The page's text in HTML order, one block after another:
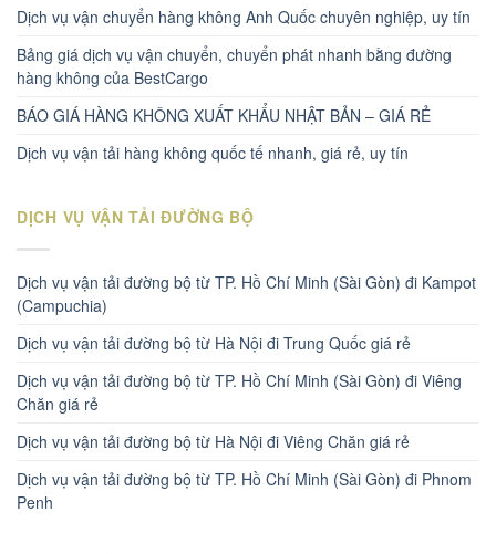
Dịch vụ vận chuyển hàng không Anh Quốc chuyên nghiệp, uy tín
Bảng giá dịch vụ vận chuyển, chuyển phát nhanh bằng đường
hàng không của BestCargo
BÁO GIÁ HÀNG KHÔNG XUẤT KHẨU NHẬT BẢN – GIÁ RẺ
Dịch vụ vận tải hàng không quốc tế nhanh, giá rẻ, uy tín
DỊCH VỤ VẬN TẢI ĐƯỜNG BỘ
Dịch vụ vận tải đường bộ từ TP. Hồ Chí Minh (Sài Gòn) đi Kampot
(Campuchia)
Dịch vụ vận tải đường bộ từ Hà Nội đi Trung Quốc giá rẻ
Dịch vụ vận tải đường bộ từ TP. Hồ Chí Minh (Sài Gòn) đi Viêng
Chăn giá rẻ
Dịch vụ vận tải đường bộ từ Hà Nội đi Viêng Chăn giá rẻ
Dịch vụ vận tải đường bộ từ TP. Hồ Chí Minh (Sài Gòn) đi Phnom
Penh